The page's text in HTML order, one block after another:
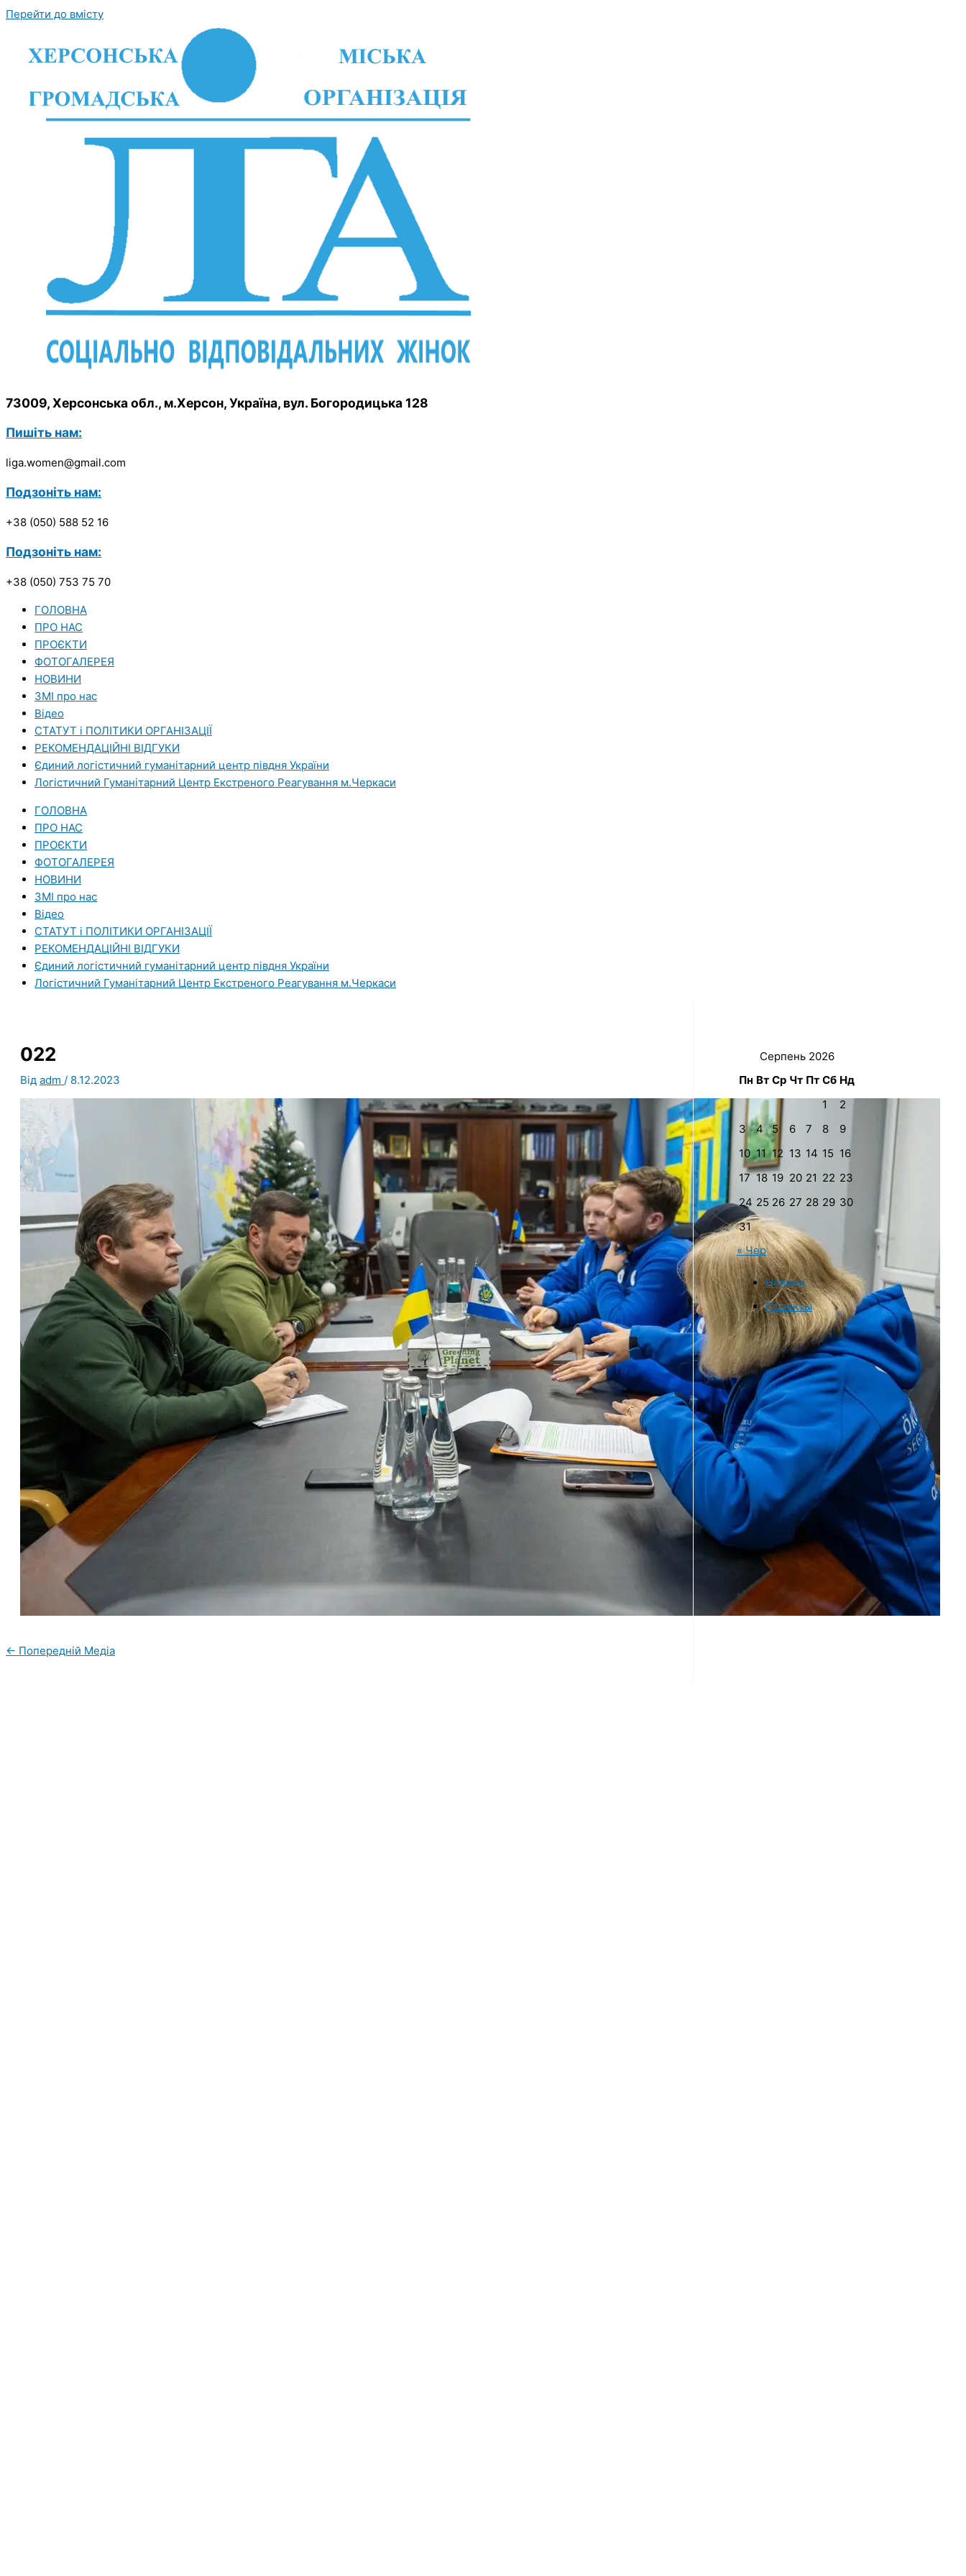
Перейти до вмісту
73009, Херсонська обл., м.Херсон, Україна, вул. Богородицька 128
Пишіть нам:
liga.women@gmail.com
Подзоніть нам:
+38 (050) 588 52 16
Подзоніть нам:
+38 (050) 753 75 70
ГОЛОВНА
ПРО НАС
ПРОЄКТИ
ФОТОГАЛЕРЕЯ
НОВИНИ
ЗМI про нас
Вiдео
СТАТУТ і ПОЛІТИКИ ОРГАНІЗАЦІЇ
РЕКОМЕНДАЦІЙНІ ВІДГУКИ
Єдиний логістичний гуманітарний центр півдня України
Логістичний Гуманітарний Центр Екстреного Реагування м.Черкаси
ГОЛОВНА
ПРО НАС
ПРОЄКТИ
ФОТОГАЛЕРЕЯ
НОВИНИ
ЗМI про нас
Вiдео
СТАТУТ і ПОЛІТИКИ ОРГАНІЗАЦІЇ
РЕКОМЕНДАЦІЙНІ ВІДГУКИ
Єдиний логістичний гуманітарний центр півдня України
Логістичний Гуманітарний Центр Екстреного Реагування м.Черкаси
022
Від adm / 8.12.2023
← Попередній Медіа
Серпень 2026
Пн Вт Ср Чт Пт Сб Нд
1
2
3
4 5 6 7 8
9
10 11 12 13 14 15 16
17 18 19 20 21 22 23
24 25 26 27 28 29 30
31
« Чер
Новини
Проекты